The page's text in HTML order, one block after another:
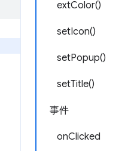
extColor()
setIcon()
setPopup()
setTitle()
事件
onClicked